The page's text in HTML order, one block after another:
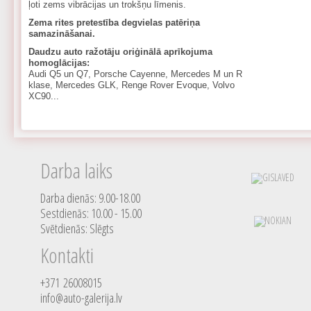
ļoti zems vibrācijas un trokšņu līmenis.
Zema rites pretestība degvielas patēriņa
samazināšanai.
Daudzu auto ražotāju oriģinālā aprīkojuma
homoglācijas:
Audi Q5 un Q7, Porsche Cayenne, Mercedes M un R
klase, Mercedes GLK, Renge Rover Evoque, Volvo
XC90...
Darba laiks
Darba dienās: 9.00-18.00
Sestdienās: 10.00 - 15.00
Svētdienās: Slēgts
Kontakti
+371 26008015
info@auto-galerija.lv